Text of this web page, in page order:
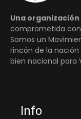
Una organización
comprometida con
Somos un
rincón de la
bien nacional para
Info